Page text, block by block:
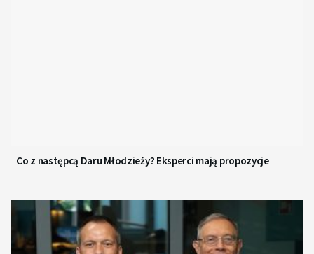
Co z następcą Daru Młodzieży? Eksperci mają propozycje